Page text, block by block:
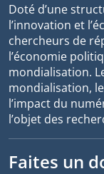
Doté d’une
l’innovation et
chercheurs de
l’économie
mondialisation.
mondialisation,
l’impact du
l’objet des
Faites un